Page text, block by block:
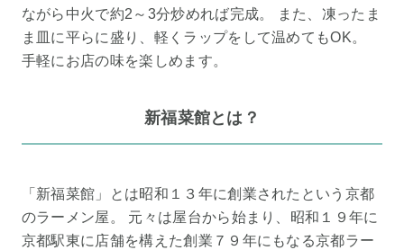
ながら中火で約2～3分炒めれば完成。 また、凍ったま
ま皿に平らに盛り、軽くラップをして温めてもOK。
手軽にお店の味を楽しめます。
新福菜館とは？
「新福菜館」とは昭和１３年に創業されたという京都
のラーメン屋。 元々は屋台から始まり、昭和１９年に
京都駅東に店舗を構えた創業７９年にもなる京都ラー